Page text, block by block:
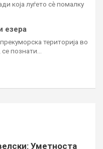
која луѓето сè помалку
езера
територија во
познати…
Уметноста